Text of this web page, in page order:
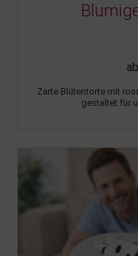
Zarte Blütentorte mit
gestaltet für